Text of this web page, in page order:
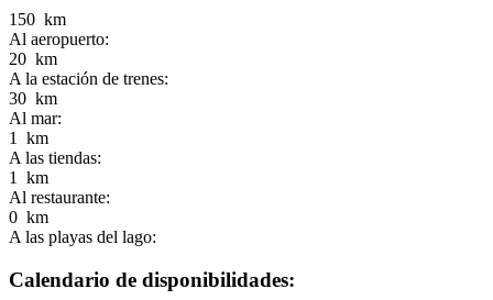
150 km
Al aeropuerto:
20 km
A la estación de trenes:
30 km
Al mar:
1 km
A las tiendas:
1 km
Al restaurante:
0 km
A las playas del lago:
Calendario de disponibilidades: